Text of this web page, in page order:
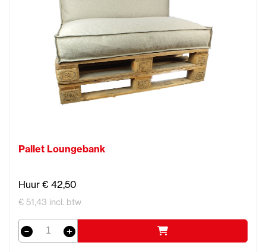
Pallet Loungebank
Huur € 42,50
€ 51,43 incl. btw